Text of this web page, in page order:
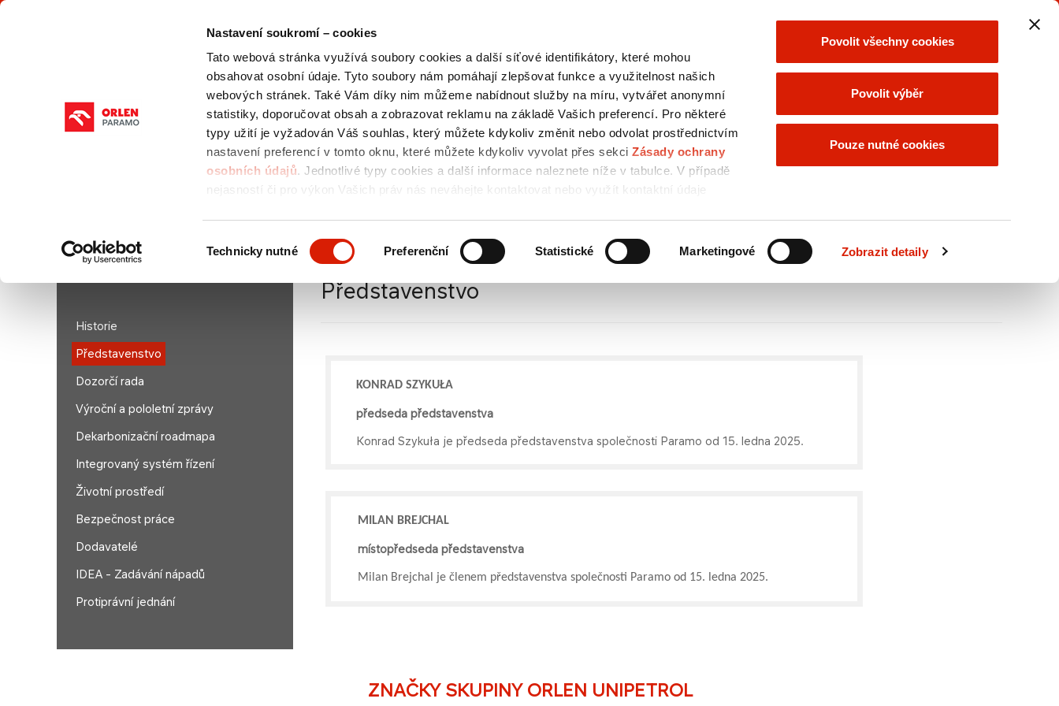
Nastavení soukromí – cookies
Tato webová stránka využívá soubory cookies a další síťové identifikátory, které mohou
obsahovat osobní údaje. Tyto soubory nám pomáhají zlepšovat funkce a využitelnost našich
webových stránek. Také Vám díky nim můžeme nabídnout služby na míru, vytvářet anonymní
statistiky, doporučovat obsah a zobrazovat reklamu na základě Vašich preferencí. Pro některé
typy užití je vyžadován Váš souhlas, který můžete kdykoliv změnit nebo odvolat prostřednictvím
nastavení preferencí v tomto oknu, které můžete kdykoliv vyvolat přes sekciZásady ochrany
osobních údajů. Jednotlivé typy cookies a další informace naleznete níže v tabulce. V případě
nejasností či pro výkon Vašich práv nás neváhejte kontaktovat nebo využít kontaktní údaje
souhlasu
Technicky nutné Preferenční Statistické Marketingové Zobrazit detaily
Povolit všechny cookies
Povolit výběr
Pouze nutné cookies
HLEDAT
SKUPINA ORLEN
O NÁS
PRODUKTŮ
PRODUKTOVÁ
DOKUMENTACE
MÉDIA KARIÉRA KONTAKTY
NABÍDKA
SKUPINY ORLEN
paramo.cz > CS/O nás/Představenstvo A
O NÁS
Historie
Představenstvo
Dozorčí rada
Výroční a pololetní zprávy
Dekarbonizační roadmapa
Integrovaný systém řízení
Životní prostředí
Bezpečnost práce
Dodavatelé
IDEA - Zadávání nápadů
Protiprávní jednání
Představenstvo
KONRAD SZYKUŁ​A
předseda představenstva​​
Konrad Szykuła je předseda představenstva společnosti Paramo od 15. ledna 2025.
MILAN BREJCHAL
místopředseda představenstva
Milan Brejchal je členem představenstva společnosti Paramo od 15. ledna 2025.​
ZNAČKY SKUPINY ORLEN UNIPETROL